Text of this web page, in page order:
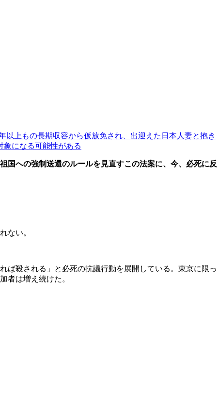
以上もの長期収容から仮放免され、出迎えた日本人妻と抱き
象になる可能性がある
国への強制送還のルールを見直すこの法案に、今、必死に反
ない。
ば殺される」と必死の抗議行動を展開している。東京に限っ
者は増え続けた。